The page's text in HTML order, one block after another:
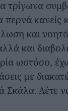
τρίγωνα
περνά
και
και
ωστόσο,
με
Σκάλα. Λέτε